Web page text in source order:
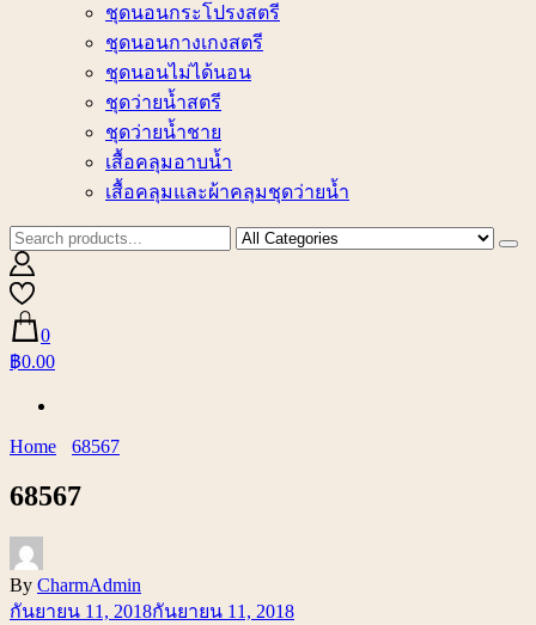
ชุดนอนกระโปรงสตรี
ชุดนอนกางเกงสตรี
ชุดนอนไม่ได้นอน
ชุดว่ายน้ำสตรี
ชุดว่ายน้ำชาย
เสื้อคลุมอาบน้ำ
เสื้อคลุมและผ้าคลุมชุดว่ายน้ำ
0
฿0.00
Home 68567
68567
By CharmAdmin
กันยายน 11, 2018กันยายน 11, 2018